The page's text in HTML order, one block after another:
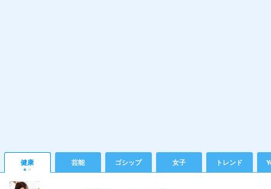
健康 芸能 ゴシップ 女子 トレンド